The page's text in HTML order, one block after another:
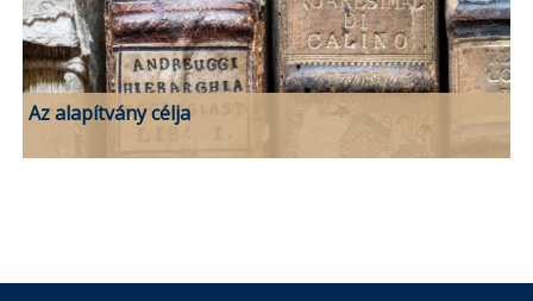
Az alapítvány célja